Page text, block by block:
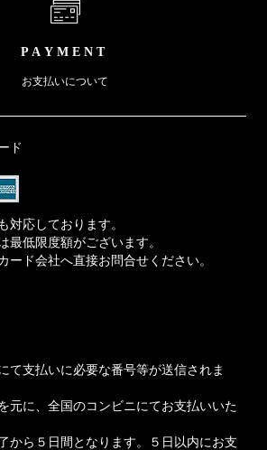
PAYMENT
お支払いについて
ド
対応しております。
最低限度額がございます。
ード会社へ直接お問合せください。
て支払いに必要な番号等が送信されま
元に、全国のコンビニにてお支払いいた
から５日間となります。５日以内にお支